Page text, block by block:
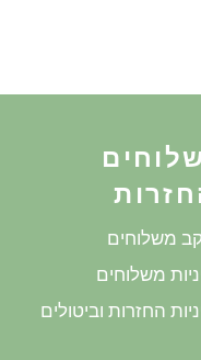
משלוחים
משלוחים
החזרות וביטולים